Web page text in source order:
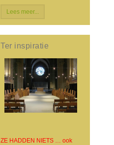
Lees meer...
Ter inspiratie
ZE HADDEN NIETS … ook